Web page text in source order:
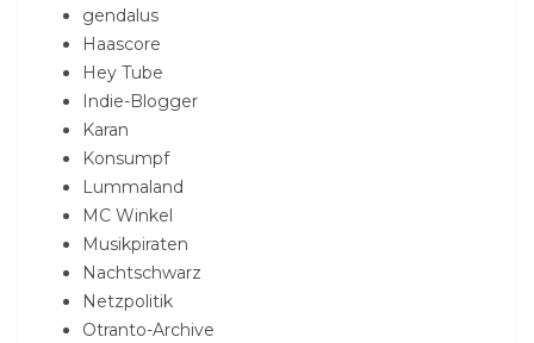
gendalus
Haascore
Hey Tube
Indie-Blogger
Karan
Konsumpf
Lummaland
MC Winkel
Musikpiraten
Nachtschwarz
Netzpolitik
Otranto-Archive